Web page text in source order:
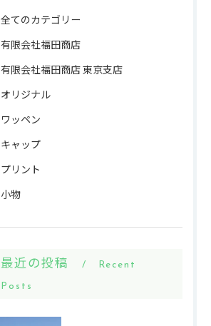
全てのカテゴリー
有限会社福田商店
有限会社福田商店 東京支店
オリジナル
ワッペン
キャップ
プリント
小物
最近の投稿 Recent
Posts